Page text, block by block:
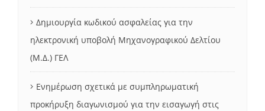
Δημιουργία κωδικού ασφαλείας για την
ηλεκτρονική υποβολή Μηχανογραφικού Δελτίου
(Μ.Δ.) ΓΕΛ
Ενημέρωση σχετικά με συμπληρωματική
προκήρυξη διαγωνισμού για την εισαγωγή στις